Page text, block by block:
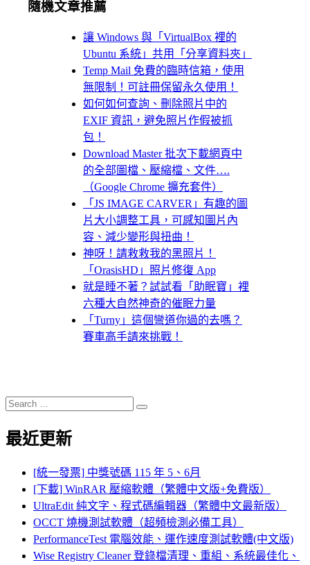
隨機文章推薦
讓 Windows 與「VirtualBox 裡的
Ubuntu 系統」共用「分享資料夾」
Temp Mail 免費的臨時信箱，使用
無限制！可註冊保留永久使用！
如何如何查詢、刪除照片中的
EXIF 資訊，避免照片作假被抓
包！
Download Master 批次下載網頁中
的全部圖檔、壓縮檔、文件….
（Google Chrome 擴充套件）
「JS IMAGE CARVER」有趣的圖
片大小調整工具，可感知圖片內
容、減少變形與扭曲！
神呀！請救救我的黑照片！
「OrasisHD」照片修復 App
就是睡不著？試試看「助眠寶」裡
六種大自然神奇的催眠力量
「Turny」這個彎道你過的去嗎？
賽車高手請來挑戰！
Search
for:
Search
最近更新
[統一發票] 中獎號碼 115 年 5、6月
[下載] WinRAR 壓縮軟體（繁體中文版+免費版）
UltraEdit 純文字、程式碼編輯器（繁體中文最新版）
OCCT 燒機測試軟體（超頻檢測必備工具）
PerformanceTest 電腦效能、運作速度測試軟體(中文版)
Wise Registry Cleaner 登錄檔清理、重組、系統最佳化、